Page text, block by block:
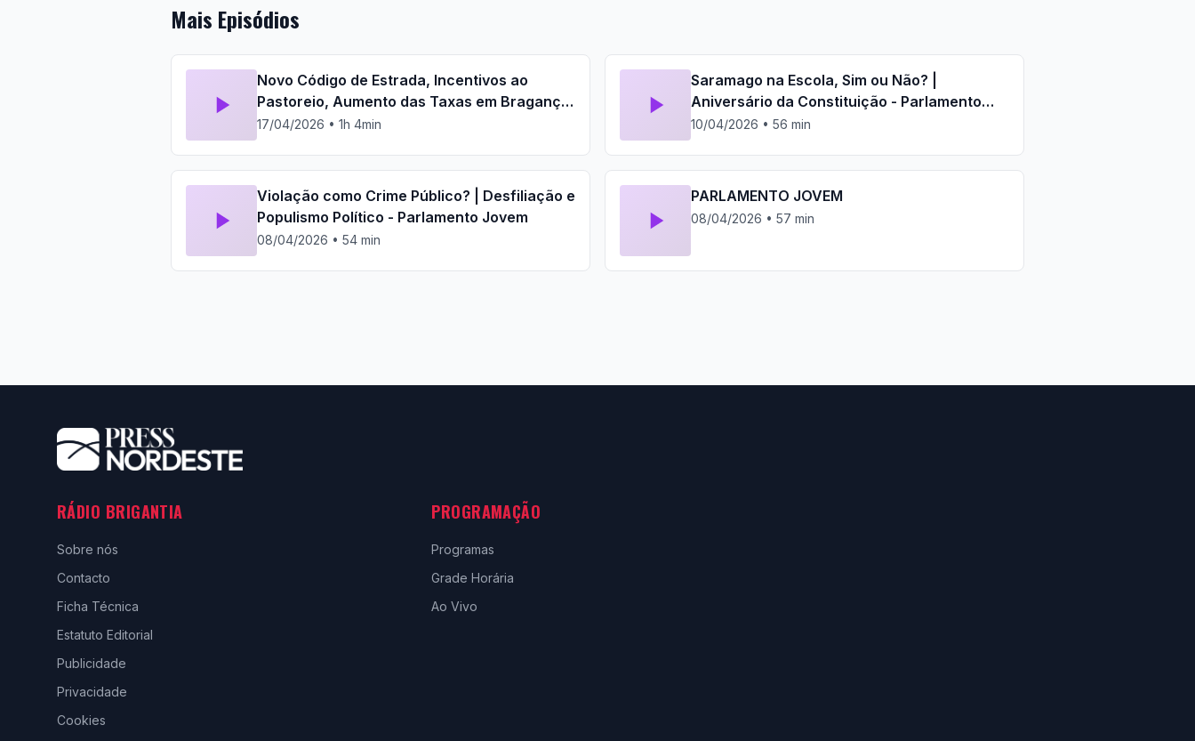
Mais Episódios
Novo Código de Estrada, Incentivos ao
Pastoreio, Aumento das Taxas em Bragança
| Parlamento Jovem
17/04/2026 • 1h 4min
Saramago na Escola, Sim ou Não? |
Aniversário da Constituição - Parlamento
Jovem
10/04/2026 • 56 min
Violação como Crime Público? | Desfiliação e
Populismo Político - Parlamento Jovem
08/04/2026 • 54 min
PARLAMENTO JOVEM
08/04/2026 • 57 min
RÁDIO BRIGANTIA
Sobre nós
Contacto
Ficha Técnica
Estatuto Editorial
Publicidade
Privacidade
Cookies
PROGRAMAÇÃO
Programas
Grade Horária
Ao Vivo